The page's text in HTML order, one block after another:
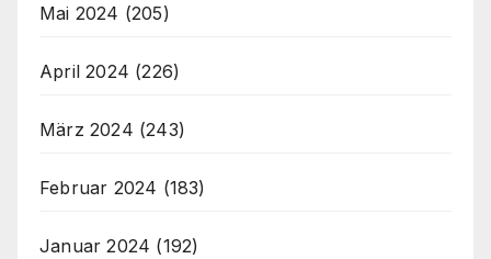
Mai 2024 (205)
April 2024 (226)
März 2024 (243)
Februar 2024 (183)
Januar 2024 (192)